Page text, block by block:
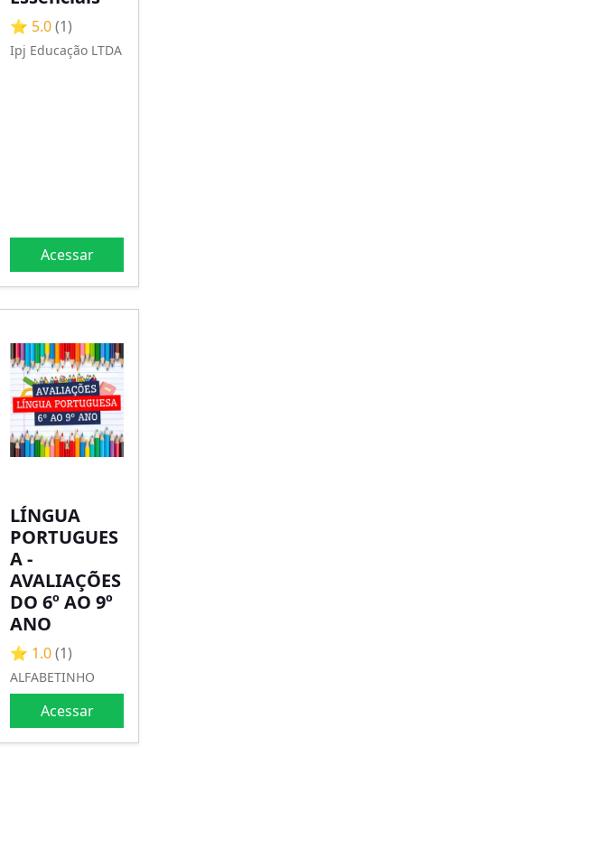
⭐ 5.0(1)
Ipj Educação LTDA
Acessar
LÍNGUA
PORTUGUES
A -
AVALIAÇÕES
DO 6º AO 9º
ANO
⭐ 1.0(1)
ALFABETINHO
Acessar